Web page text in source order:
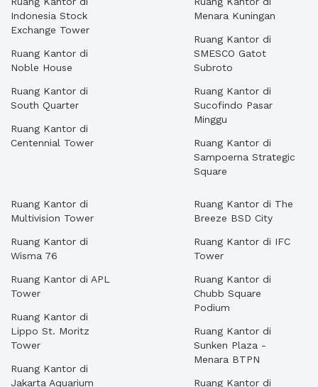
Indonesia Stock
Exchange Tower
Ruang Kantor di
Noble House
Ruang Kantor di
South Quarter
Ruang Kantor di
Centennial Tower
Menara Kuningan
Ruang Kantor di
SMESCO Gatot
Subroto
Ruang Kantor di
Sucofindo Pasar
Minggu
Ruang Kantor di
Sampoerna Strategic
Square
Ruang Kantor di
Multivision Tower
Ruang Kantor di
Wisma 76
Ruang Kantor di APL
Tower
Ruang Kantor di
Lippo St. Moritz
Tower
Ruang Kantor di
Jakarta Aquarium
Ruang Kantor di The
Breeze BSD City
Ruang Kantor di IFC
Tower
Ruang Kantor di
Chubb Square
Podium
Ruang Kantor di
Sunken Plaza -
Menara BTPN
Ruang Kantor di